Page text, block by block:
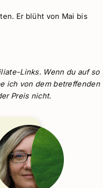
Er blüht von Mai bis
Links. Wenn du auf so
ich von dem betreffenden
Preis nicht.